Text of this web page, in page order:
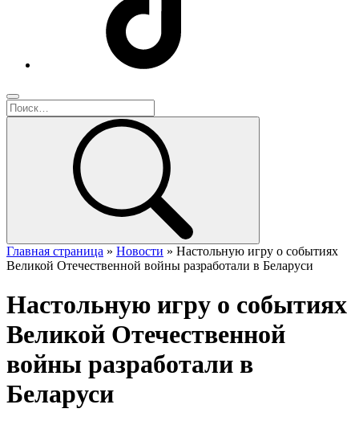
Главная страница » Новости » Настольную игру о событиях
Великой Отечественной войны разработали в Беларуси
Настольную игру о событиях
Великой Отечественной
войны разработали в
Беларуси